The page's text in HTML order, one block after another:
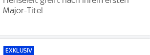
Major-Titel
EXKLUSIV